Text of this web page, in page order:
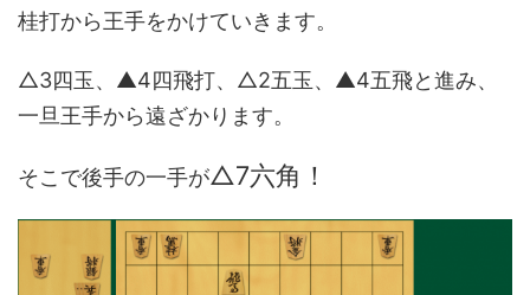
桂打から王手をかけていきます。
△3四玉、▲4四飛打、△2五玉、▲4五飛と進み、
一旦王手から遠ざかります。
そこで後手の一手が△7六角！